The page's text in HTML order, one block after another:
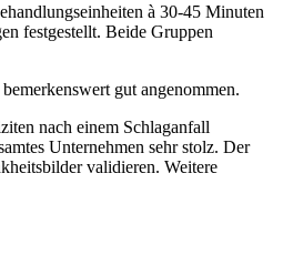
à 30-45 Minuten
festgestellt. Beide Gruppen
gut angenommen.
nach einem Schlaganfall
Unternehmen sehr stolz. Der
validieren. Weitere